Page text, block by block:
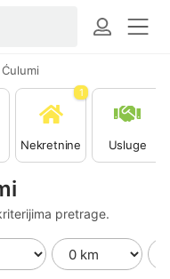
Ćulumi
pretrage.
Nekretnine
1
Usluge